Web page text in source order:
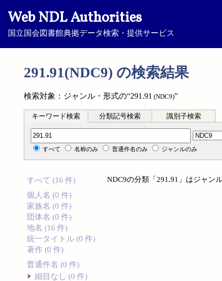
Web NDL Authorities
国立国会図書館典拠データ検索・提供サービス
291.91(NDC9) の検索結果
検索対象：ジャンル・形式の“291.91 (NDC9)”
キーワード検索 分類記号検索 識別子検索
分類記号検索
すべて 名称のみ 普通件名のみ ジャンルのみ
すべて (16 件)
個人名 (0 件)
家族名 (0 件)
団体名 (0 件)
地名 (16 件)
統一タイトル (0 件)
著作 (0 件)
普通件名 (0 件)
細目なし (0 件)
NDC9の分類「291.91」はジャン